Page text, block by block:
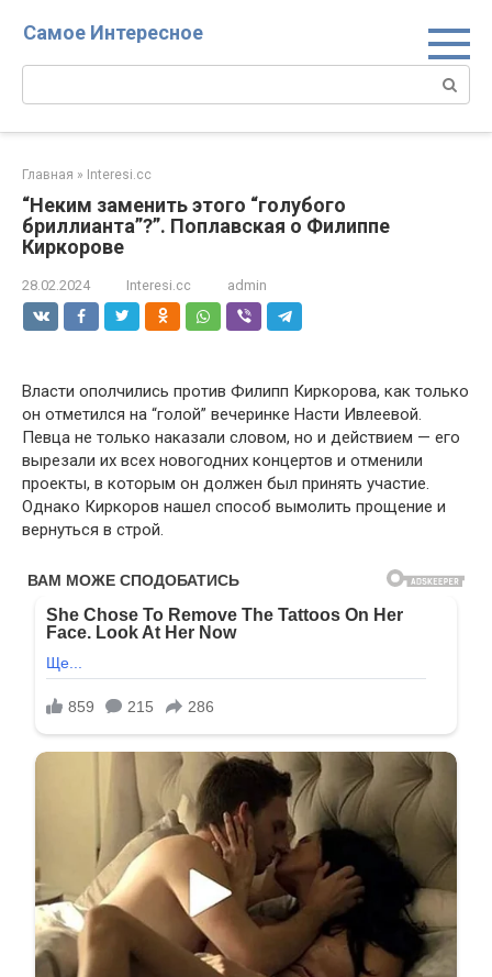
Самое Интересное
Поиск:
Главная » Interesi.cc
“Неким заменить этого “голубого
бриллианта”?”. Поплавская о Филиппе
Киркорове
28.02.2024 Interesi.cc admin
Власти ополчились против Филипп Киркорова, как только
он отметился на “голой” вечеринке Насти Ивлеевой.
Певца не только наказали словом, но и действием — его
вырезали их всех новогодних концертов и отменили
проекты, в которым он должен был принять участие.
Однако Киркоров нашел способ вымолить прощение и
вернуться в строй.